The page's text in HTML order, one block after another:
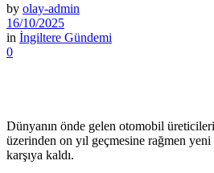
by olay-admin
16/10/2025
in İngiltere Gündemi
0
Dünyanın önde gelen otomobil
üzerinden on yıl geçmesine rağmen
karşıya kaldı.